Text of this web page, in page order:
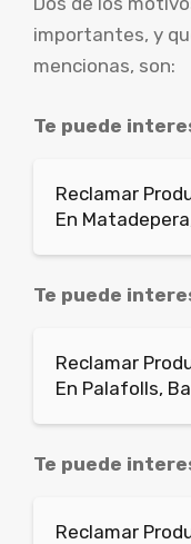
importantes, y
mencionas, son:
Te puede
Reclamar
En
Te puede
Reclamar
En Palafolls,
Te puede
Reclamar